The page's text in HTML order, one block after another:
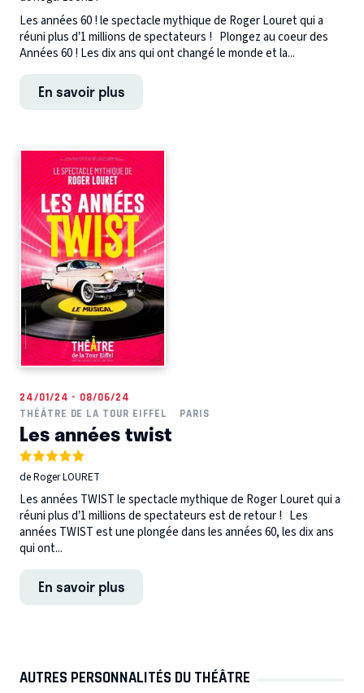
Les années 60 ! le spectacle mythique de Roger Louret qui a
réuni plus d’1 millions de spectateurs ! Plongez au coeur des
Années 60 ! Les dix ans qui ont changé le monde et la...
En savoir plus
24/01/24 - 08/06/24
THÉÂTRE DE LA TOUR EIFFEL
PARIS
Les années twist
de Roger LOURET
Les années TWIST le spectacle mythique de Roger Louret qui a
réuni plus d’1 millions de spectateurs est de retour ! Les
années TWIST est une plongée dans les années 60, les dix ans
qui ont...
En savoir plus
AUTRES PERSONNALITÉS DU THÉÂTRE